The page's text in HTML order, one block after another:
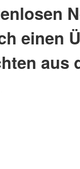
einen
aus